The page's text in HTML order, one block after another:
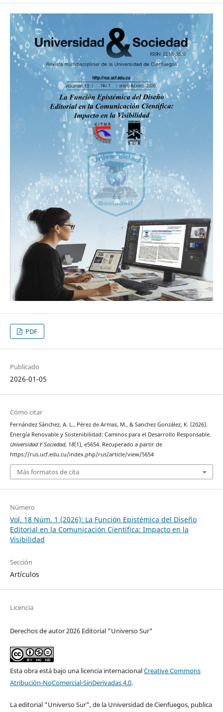
PDF
Publicado
2026-01-05
Cómo citar
Fernández Sánchez, A. L., Pérez de Armas, M., & Sanchez González, K. (2026).
Energía Renovable y Sostenibilidad: Caminos para el Desarrollo Responsable.
Universidad Y Sociedad, 18(1), e5654. Recuperado a partir de
https://rus.ucf.edu.cu/index.php/rus/article/view/5654
Más formatos de cita
Número
Vol. 18 Núm. 1 (2026): La Función Epistémica del Diseño
Editorial en la Comunicación Científica: Impacto en la
Visibilidad
Sección
Artículos
Licencia
Derechos de autor 2026 Editorial "Universo Sur"
Esta obra está bajo una licencia internacionalCreative Commons
Atribución-NoComercial-SinDerivadas 4.0.
La editorial "Universo Sur", de la Universidad de Cienfuegos, publica